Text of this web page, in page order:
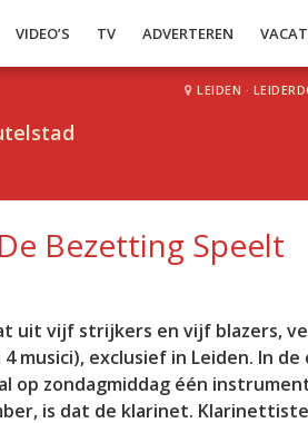
VIDEO’S TV ADVERTEREN
LEIDEN ·
Bezetting Speelt
uit vijf strijkers en vijf blazers,
exclusief in Leiden. In de
op zondagmiddag één
is dat de klarinet.